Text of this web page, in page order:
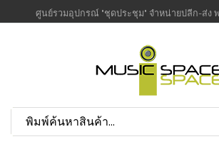
ศูนย์รวมอุปกรณ์ "ชุดประชุม" จำหน่ายปลีก-ส่ง